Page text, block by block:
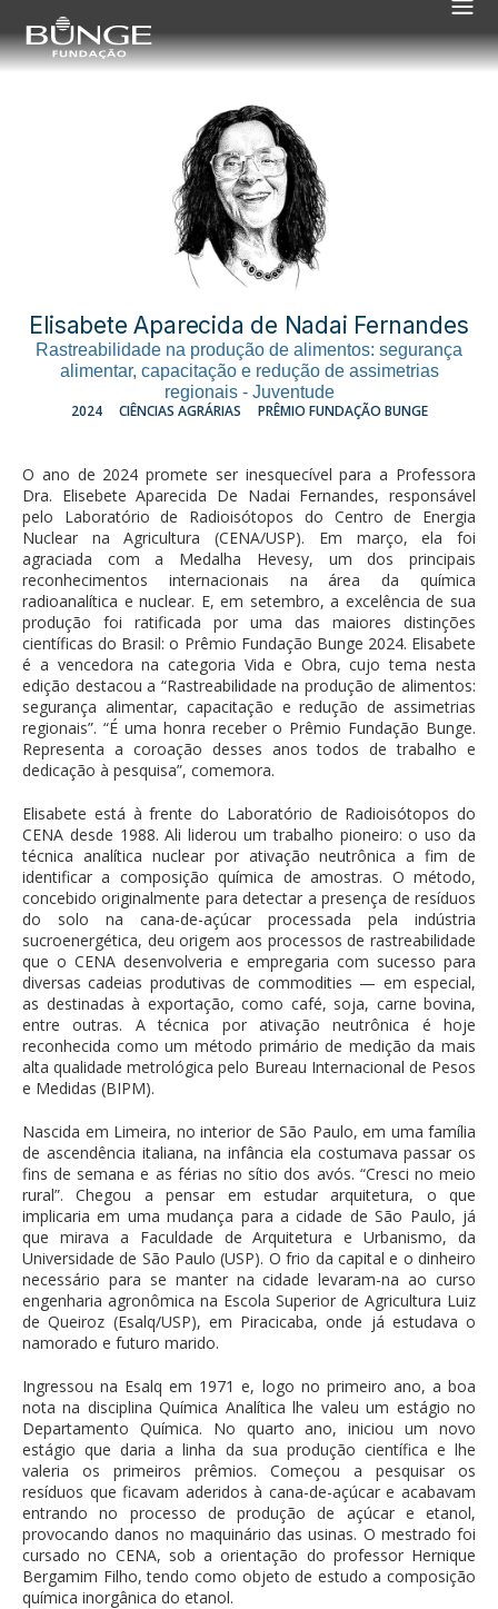
Elisabete Aparecida de Nadai Fernandes
Rastreabilidade na produção de alimentos: segurança
alimentar, capacitação e redução de assimetrias
regionais - Juventude
2024
CIÊNCIAS AGRÁRIAS PRÊMIO FUNDAÇÃO BUNGE
O ano de 2024 promete ser inesquecível para a Professora
Dra. Elisebete Aparecida De Nadai Fernandes, responsável
pelo Laboratório de Radioisótopos do Centro de Energia
Nuclear na Agricultura (CENA/USP). Em março, ela foi
agraciada com a Medalha Hevesy, um dos principais
reconhecimentos internacionais na área da química
radioanalítica e nuclear. E, em setembro, a excelência de sua
produção foi ratificada por uma das maiores distinções
científicas do Brasil: o Prêmio Fundação Bunge 2024. Elisabete
é a vencedora na categoria Vida e Obra, cujo tema nesta
edição destacou a “Rastreabilidade na produção de alimentos:
segurança alimentar, capacitação e redução de assimetrias
regionais”. “É uma honra receber o Prêmio Fundação Bunge.
Representa a coroação desses anos todos de trabalho e
dedicação à pesquisa”, comemora.
Elisabete está à frente do Laboratório de Radioisótopos do
CENA desde 1988. Ali liderou um trabalho pioneiro: o uso da
técnica analítica nuclear por ativação neutrônica a fim de
identificar a composição química de amostras. O método,
concebido originalmente para detectar a presença de resíduos
do solo na cana-de-açúcar processada pela indústria
sucroenergética, deu origem aos processos de rastreabilidade
que o CENA desenvolveria e empregaria com sucesso para
diversas cadeias produtivas de commodities — em especial,
as destinadas à exportação, como café, soja, carne bovina,
entre outras. A técnica por ativação neutrônica é hoje
reconhecida como um método primário de medição da mais
alta qualidade metrológica pelo Bureau Internacional de Pesos
e Medidas (BIPM).
Nascida em Limeira, no interior de São Paulo, em uma família
de ascendência italiana, na infância ela costumava passar os
fins de semana e as férias no sítio dos avós. “Cresci no meio
rural”. Chegou a pensar em estudar arquitetura, o que
implicaria em uma mudança para a cidade de São Paulo, já
que mirava a Faculdade de Arquitetura e Urbanismo, da
Universidade de São Paulo (USP). O frio da capital e o dinheiro
necessário para se manter na cidade levaram-na ao curso
engenharia agronômica na Escola Superior de Agricultura Luiz
de Queiroz (Esalq/USP), em Piracicaba, onde já estudava o
namorado e futuro marido.
Ingressou na Esalq em 1971 e, logo no primeiro ano, a boa
nota na disciplina Química Analítica lhe valeu um estágio no
Departamento Química. No quarto ano, iniciou um novo
estágio que daria a linha da sua produção científica e lhe
valeria os primeiros prêmios. Começou a pesquisar os
resíduos que ficavam aderidos à cana-de-açúcar e acabavam
entrando no processo de produção de açúcar e etanol,
provocando danos no maquinário das usinas. O mestrado foi
cursado no CENA, sob a orientação do professor Hernique
Bergamim Filho, tendo como objeto de estudo a composição
química inorgânica do etanol.